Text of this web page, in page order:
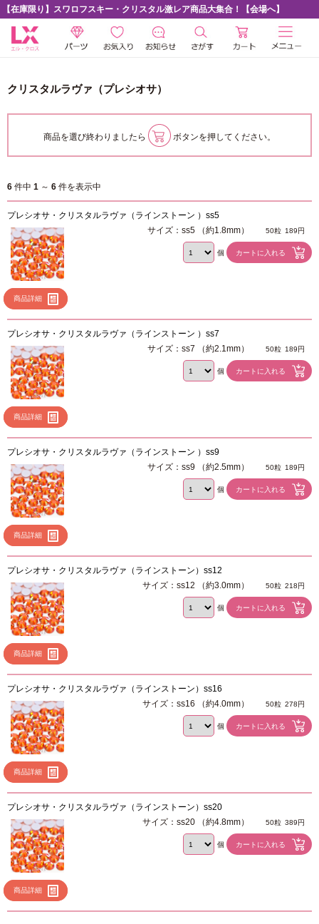
【在庫限り】スワロフスキー・クリスタル激レア商品大集合！【会場へ】
クリスタルラヴァ（プレシオサ）
商品を選び終わりましたら ボタンを押してください。
6 件中 1 ～ 6 件を表示中
プレシオサ・クリスタルラヴァ（ラインストーン ）ss5
商品詳細
サイズ：ss5 （約1.8mm） 50粒 189円
個
プレシオサ・クリスタルラヴァ（ラインストーン ）ss7
商品詳細
サイズ：ss7 （約2.1mm） 50粒 189円
個
プレシオサ・クリスタルラヴァ（ラインストーン ）ss9
商品詳細
サイズ：ss9 （約2.5mm） 50粒 189円
個
プレシオサ・クリスタルラヴァ（ラインストーン）ss12
商品詳細
サイズ：ss12 （約3.0mm） 50粒 218円
個
プレシオサ・クリスタルラヴァ（ラインストーン）ss16
商品詳細
サイズ：ss16 （約4.0mm） 50粒 278円
個
プレシオサ・クリスタルラヴァ（ラインストーン）ss20
商品詳細
サイズ：ss20 （約4.8mm） 50粒 389円
個